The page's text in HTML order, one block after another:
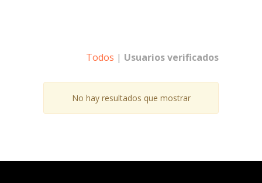
Todos | Usuarios verificados
No hay resultados que mostrar